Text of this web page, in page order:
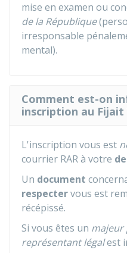
mise en examen ou
de la République
irresponsable
mental).
Comment est-on
inscription au Fijait
L'inscription vous est
courrier RARà votre
Un document
respectervous est
récépissé.
Si vous êtes un majeur
représentant légalest